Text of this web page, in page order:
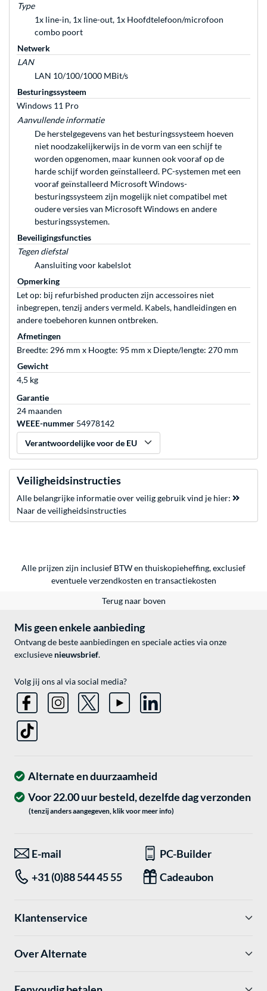
Type
1x line-in, 1x line-out, 1x Hoofdtelefoon/microfoon
combo poort
Netwerk
LAN
LAN 10/100/1000 MBit/s
Besturingssysteem
Windows 11 Pro
Aanvullende informatie
De herstelgegevens van het besturingssysteem hoeven
niet noodzakelijkerwijs in de vorm van een schijf te
worden opgenomen, maar kunnen ook vooraf op de
harde schijf worden geïnstalleerd. PC-systemen met een
vooraf geïnstalleerd Microsoft Windows-
besturingssysteem zijn mogelijk niet compatibel met
oudere versies van Microsoft Windows en andere
besturingssystemen.
Beveiligingsfuncties
Tegen diefstal
Aansluiting voor kabelslot
Opmerking
Let op: bij refurbished producten zijn accessoires niet
inbegrepen, tenzij anders vermeld. Kabels, handleidingen en
andere toebehoren kunnen ontbreken.
Afmetingen
Breedte: 296 mm x Hoogte: 95 mm x Diepte/lengte: 270 mm
Gewicht
4,5 kg
Garantie
24 maanden
WEEE-nummer 54978142
Verantwoordelijke voor de EU
Veiligheidsinstructies
Alle belangrijke informatie over veilig gebruik vind je hier:
Naar de veiligheidsinstructies
Alle prijzen zijn inclusief BTW en thuiskopieheffing, exclusief
eventueleverzendkosten en transactiekosten
Terug naar boven
Mis geen enkele aanbieding
Ontvang de beste aanbiedingen en speciale acties via onze
exclusieve nieuwsbrief.
Volg jij ons al via social media?
Alternate en duurzaamheid
Voor 22.00 uur besteld, dezelfde dag verzonden
(tenzij anders aangegeven, klik voor meer info)
E-mail
PC-Builder
+31 (0)88 544 45 55
Cadeaubon
Klantenservice
Over Alternate